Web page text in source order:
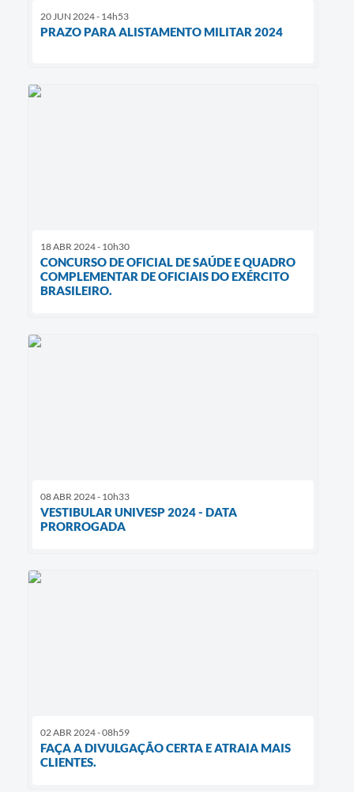
20 JUN 2024 - 14h53
PRAZO PARA ALISTAMENTO MILITAR 2024
18 ABR 2024 - 10h30
CONCURSO DE OFICIAL DE SAÚDE E QUADRO
COMPLEMENTAR DE OFICIAIS DO EXÉRCITO
BRASILEIRO.
08 ABR 2024 - 10h33
VESTIBULAR UNIVESP 2024 - DATA
PRORROGADA
02 ABR 2024 - 08h59
FAÇA A DIVULGAÇÃO CERTA E ATRAIA MAIS
CLIENTES.